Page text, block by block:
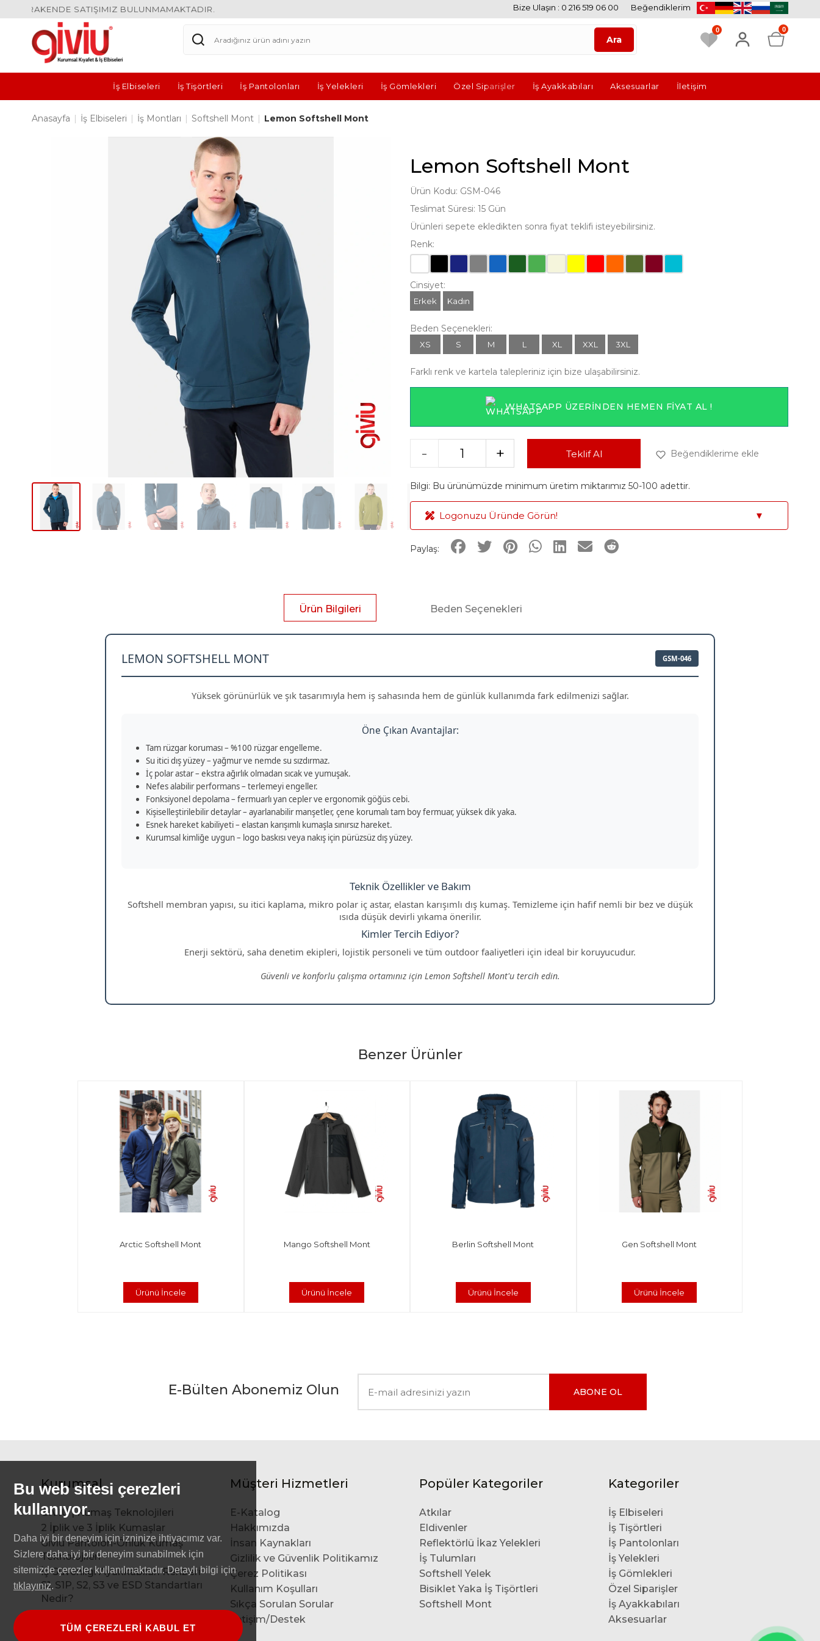
SATIŞIMIZ BULUNMAMAKTADIR. Bize Ulaşın : 0 216 519 06 00 Beğendiklerim
0 0
İş Elbiseleri İş Tişörtleri İş Pantolonları İş Yelekleri İş Gömlekleri Özel Siparişler İş Ayakkabıları Aksesuarlar İletişim
Anasayfa | İş Elbiseleri | İş Montları | Softshell Mont | Lemon Softshell Mont
Lemon Softshell Mont
Ürün Kodu: GSM-046
Teslimat Süresi: 15 Gün
Ürünleri sepete ekledikten sonra fiyat teklifi isteyebilirsiniz.
Renk:
Cinsiyet:
Erkek Kadın
Beden Seçenekleri:
XS S M L XL XXL 3XL
Farklı renk ve kartela talepleriniz için bize ulaşabilirsiniz.
WHATSAPP ÜZERINDEN HEMEN FIYAT AL !
- + Teklif Al Beğendiklerime ekle
Bilgi: Bu ürünümüzde minimum üretim miktarımız 50-100 adettir.
Logonuzu Üründe Görün! ▼
Paylaş:
Ürün Bilgileri Beden Seçenekleri
LEMON SOFTSHELL MONT GSM-046
Yüksek görünürlük ve şık tasarımıyla hem iş sahasında hem de günlük kullanımda fark edilmenizi sağlar.
Öne Çıkan Avantajlar:
Tam rüzgar koruması – %100 rüzgar engelleme.
Su itici dış yüzey – yağmur ve nemde su sızdırmaz.
İç polar astar – ekstra ağırlık olmadan sıcak ve yumuşak.
Nefes alabilir performans – terlemeyi engeller.
Fonksiyonel depolama – fermuarlı yan cepler ve ergonomik göğüs cebi.
Kişiselleştirilebilir detaylar – ayarlanabilir manşetler, çene korumalı tam boy fermuar, yüksek dik yaka.
Esnek hareket kabiliyeti – elastan karışımlı kumaşla sınırsız hareket.
Kurumsal kimliğe uygun – logo baskısı veya nakış için pürüzsüz dış yüzey.
Teknik Özellikler ve Bakım
Softshell membran yapısı, su itici kaplama, mikro polar iç astar, elastan karışımlı dış kumaş. Temizleme için hafif nemli bir bez ve düşük
ısıda düşük devirli yıkama önerilir.
Kimler Tercih Ediyor?
Enerji sektörü, saha denetim ekipleri, lojistik personeli ve tüm outdoor faaliyetleri için ideal bir koruyucudur.
Güvenli ve konforlu çalışma ortamınız için Lemon Softshell Mont'u tercih edin.
Benzer Ürünler
Arctic Softshell Mont
Ürünü İncele
Mango Softshell Mont
Ürünü İncele
Berlin Softshell Mont
Ürünü İncele
Gen Softshell Mont
Ürünü İncele
E-Bülten Abonemiz Olun ABONE OL
Kurumsal
GIVIU | Kumaş Teknolojileri
2 İplik ve 3 İplik Kumaşlar
Giviu Pantolon-Önlük Kumaş
Teknolojileri
İş Güvenliği Ayakkabıları Rehberi
S1, S1P, S2, S3 ve ESD Standartları
Nedir?
Baskı Nakış Uygulamaları
Müşteri Hizmetleri
E-Katalog
Hakkımızda
İnsan Kaynakları
Gizlilik ve Güvenlik Politikamız
Çerez Politikası
Kullanım Koşulları
Sıkça Sorulan Sorular
İletişim/Destek
Popüler Kategoriler
Atkılar
Eldivenler
Reflektörlü İkaz Yelekleri
İş Tulumları
Softshell Yelek
Bisiklet Yaka İş Tişörtleri
Softshell Mont
Kategoriler
İş Elbiseleri
İş Tişörtleri
İş Pantolonları
İş Yelekleri
İş Gömlekleri
Özel Siparişler
İş Ayakkabıları
Aksesuarlar
Bu web sitesi çerezleri
kullanıyor.
Daha iyi bir deneyim için izninize ihtiyacımız var.
Sizlere daha iyi bir deneyim sunabilmek için
sitemizde çerezler kullanılmaktadır. Detaylı bilgi için
tıklayınız.
TÜM ÇEREZLERİ KABUL ET